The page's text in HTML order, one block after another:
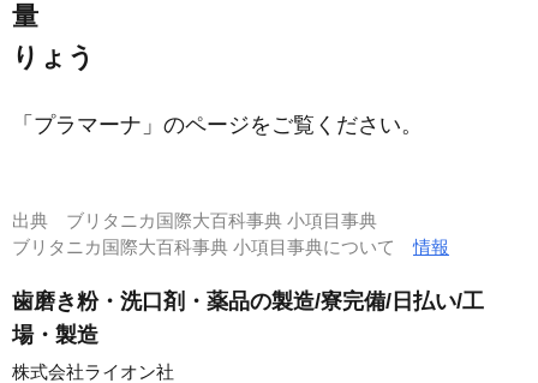
量
りょう
「プラマーナ」のページをご覧ください。
出典 ブリタニカ国際大百科事典 小項目事典
ブリタニカ国際大百科事典 小項目事典について情報
歯磨き粉・洗口剤・薬品の製造/寮完備/日払い/工
場・製造
株式会社ライオン社